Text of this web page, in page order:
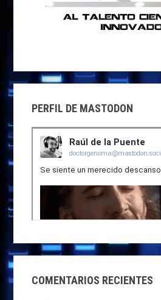
PERFIL DE MASTODON
COMENTARIOS RECIENTES